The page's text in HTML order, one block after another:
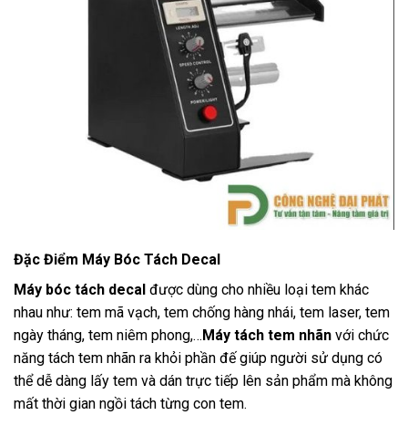
Đặc Điểm Máy Bóc Tách Decal
Máy bóc tách decal được dùng cho nhiều loại tem khác
nhau như: tem mã vạch, tem chống hàng nhái, tem laser, tem
ngày tháng, tem niêm phong,… Máy tách tem nhãn với chức
năng tách tem nhãn ra khỏi phần đế giúp người sử dụng có
thể dễ dàng lấy tem và dán trực tiếp lên sản phẩm mà không
mất thời gian ngồi tách từng con tem.